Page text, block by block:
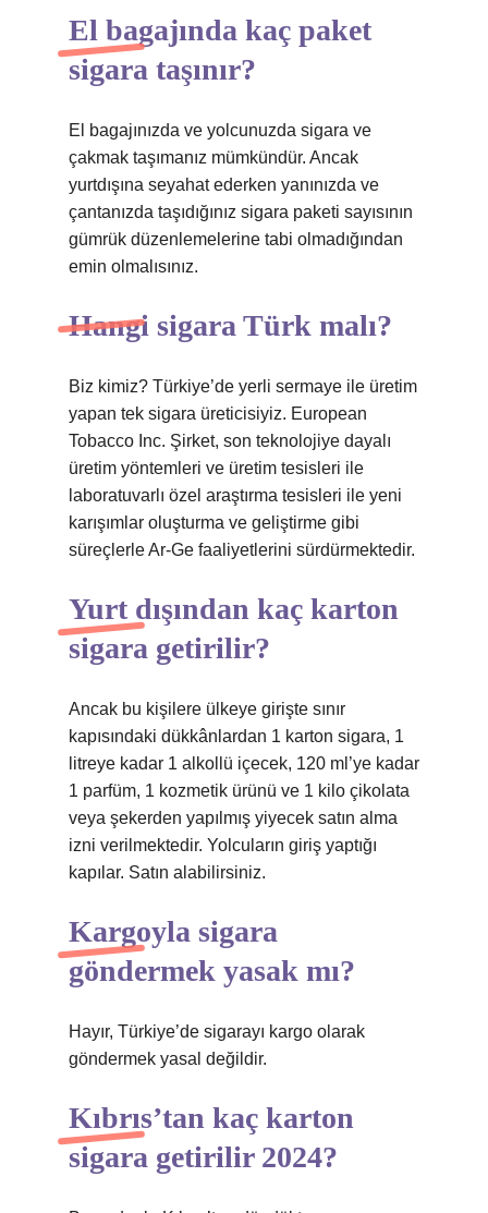
El bagajında kaç paket
sigara taşınır?
El bagajınızda ve yolcunuzda sigara ve
çakmak taşımanız mümkündür. Ancak
yurtdışına seyahat ederken yanınızda ve
çantanızda taşıdığınız sigara paketi sayısının
gümrük düzenlemelerine tabi olmadığından
emin olmalısınız.
Hangi sigara Türk malı?
Biz kimiz? Türkiye’de yerli sermaye ile üretim
yapan tek sigara üreticisiyiz. European
Tobacco Inc. Şirket, son teknolojiye dayalı
üretim yöntemleri ve üretim tesisleri ile
laboratuvarlı özel araştırma tesisleri ile yeni
karışımlar oluşturma ve geliştirme gibi
süreçlerle Ar-Ge faaliyetlerini sürdürmektedir.
Yurt dışından kaç karton
sigara getirilir?
Ancak bu kişilere ülkeye girişte sınır
kapısındaki dükkânlardan 1 karton sigara, 1
litreye kadar 1 alkollü içecek, 120 ml’ye kadar
1 parfüm, 1 kozmetik ürünü ve 1 kilo çikolata
veya şekerden yapılmış yiyecek satın alma
izni verilmektedir. Yolcuların giriş yaptığı
kapılar. Satın alabilirsiniz.
Kargoyla sigara
göndermek yasak mı?
Hayır, Türkiye’de sigarayı kargo olarak
göndermek yasal değildir.
Kıbrıs’tan kaç karton
sigara getirilir 2024?